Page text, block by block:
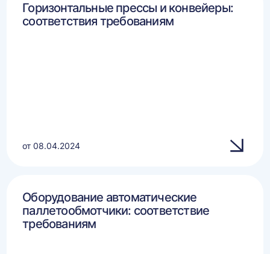
Горизонтальные прессы и конвейеры:
соответствия требованиям
от 08.04.2024
Оборудование автоматические
паллетообмотчики: соответствие
требованиям